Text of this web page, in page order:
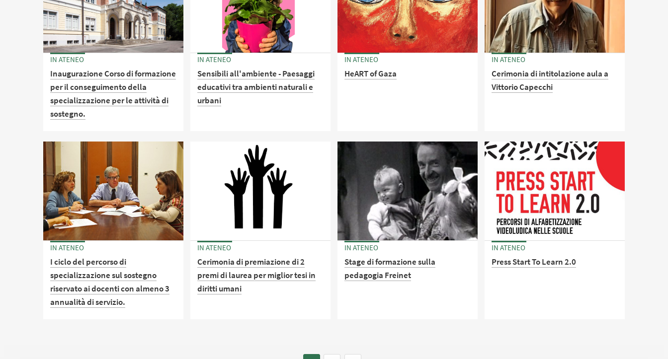
IN ATENEO
Inaugurazione Corso di formazione
per il conseguimento della
specializzazione per le attività di
sostegno.
Sabato 11 ottobre 2025 - Aula A,
Complesso Belmeloro Via
Beniamino Andreatta, 8
IN ATENEO
Sensibili all'ambiente - Paesaggi
educativi tra ambienti naturali e
urbani
Dipartimento di Scienze
dell'Educazione in collaborazione
con la rivista Infanzia, il
Dipartimento di Scienze della
Qualità della Vita ed il Comune di
IN ATENEO
HeART of Gaza
Dipartimento di Scienze
dell'Educazione "G.M. Bertin"
IN ATENEO
Cerimonia di intitolazione aula a
Vittorio Capecchi
un’aula in Via Zamboni.
IN ATENEO
I ciclo del percorso di
specializzazione sul sostegno
riservato ai docenti con almeno 3
annualità di servizio.
IN ATENEO
Cerimonia di premiazione di 2
premi di laurea per miglior tesi in
diritti umani
IN ATENEO
Stage di formazione sulla
pedagogia Freinet
IN ATENEO
Press Start To Learn 2.0